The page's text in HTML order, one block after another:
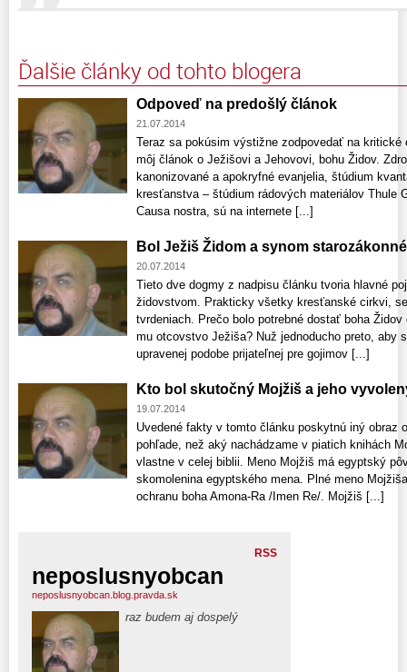
Ďalšie články od tohto blogera
Odpoveď na predošlý článok
21.07.2014
Teraz sa pokúsim výstižne zodpovedať na kritické
môj článok o Ježišovi a Jehovovi, bohu Židov.
kanonizované a apokryfné evanjelia, štúdium
kresťanstva – štúdium rádových materiálov Thule
Causa nostra, sú na internete [...]
Bol Ježiš Židom a synom
20.07.2014
Tieto dve dogmy z nadpisu článku tvoria hlavné
židovstvom. Prakticky všetky kresťanské cirkvi,
tvrdeniach. Prečo bolo potrebné dostať boha
mu otcovstvo Ježiša? Nuž jednoducho preto, aby
upravenej podobe prijateľnej pre gojimov [...]
Kto bol skutočný Mojžiš a jeho
19.07.2014
Uvedené fakty v tomto článku poskytnú iný obraz
pohľade, než aký nachádzame v piatich knihách
vlastne v celej biblii. Meno Mojžiš má egyptský
skomolenina egyptského mena. Plné meno
ochranu boha Amona-Ra /Imen Re/. Mojžiš [...]
RSS
neposlusnyobcan
neposlusnyobcan.blog.pravda.sk
raz budem aj dospelý